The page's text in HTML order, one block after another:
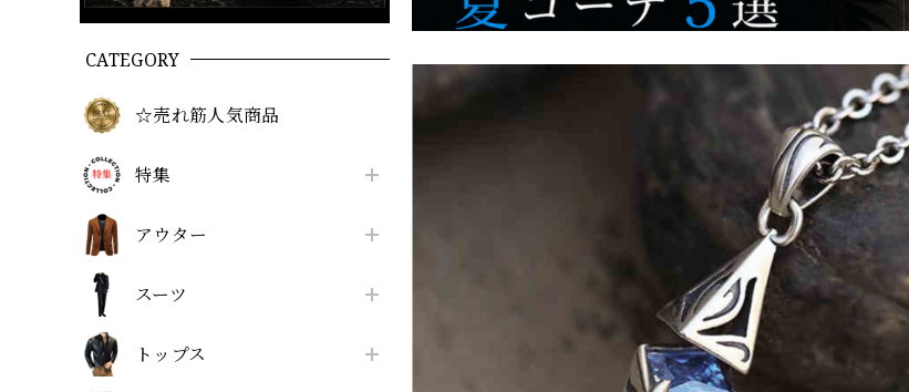
CATEGORY
☆売れ筋人気商品
特集
アウター
スーツ
トップス